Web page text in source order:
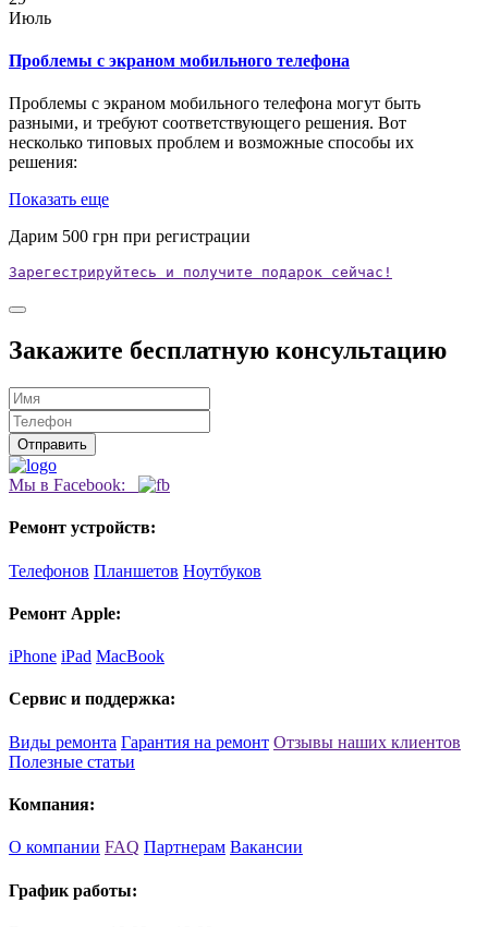
Июль
Проблемы с экраном мобильного телефона
Проблемы с экраном мобильного телефона могут быть
разными, и требуют соответствующего решения. Вот
несколько типовых проблем и возможные способы их
решения:
Показать еще
Дарим 500 грн при регистрации
Зарегестрируйтесь и получите подарок сейчас!
Закажите бесплатную консультацию
Мы в Facebook:
Ремонт устройств:
Телефонов Планшетов Ноутбуков
Ремонт Apple:
iPhone iPad MacBook
Сервис и поддержка:
Виды ремонта Гарантия на ремонт Отзывы наших клиентов
Полезные статьи
Компания:
О компании FAQ Партнерам Вакансии
График работы: